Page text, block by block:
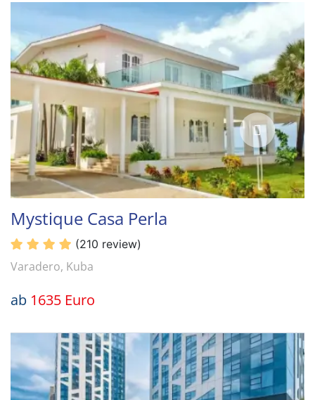
Mystique Casa Perla
(210 review)
Varadero, Kuba
ab 1635 Euro